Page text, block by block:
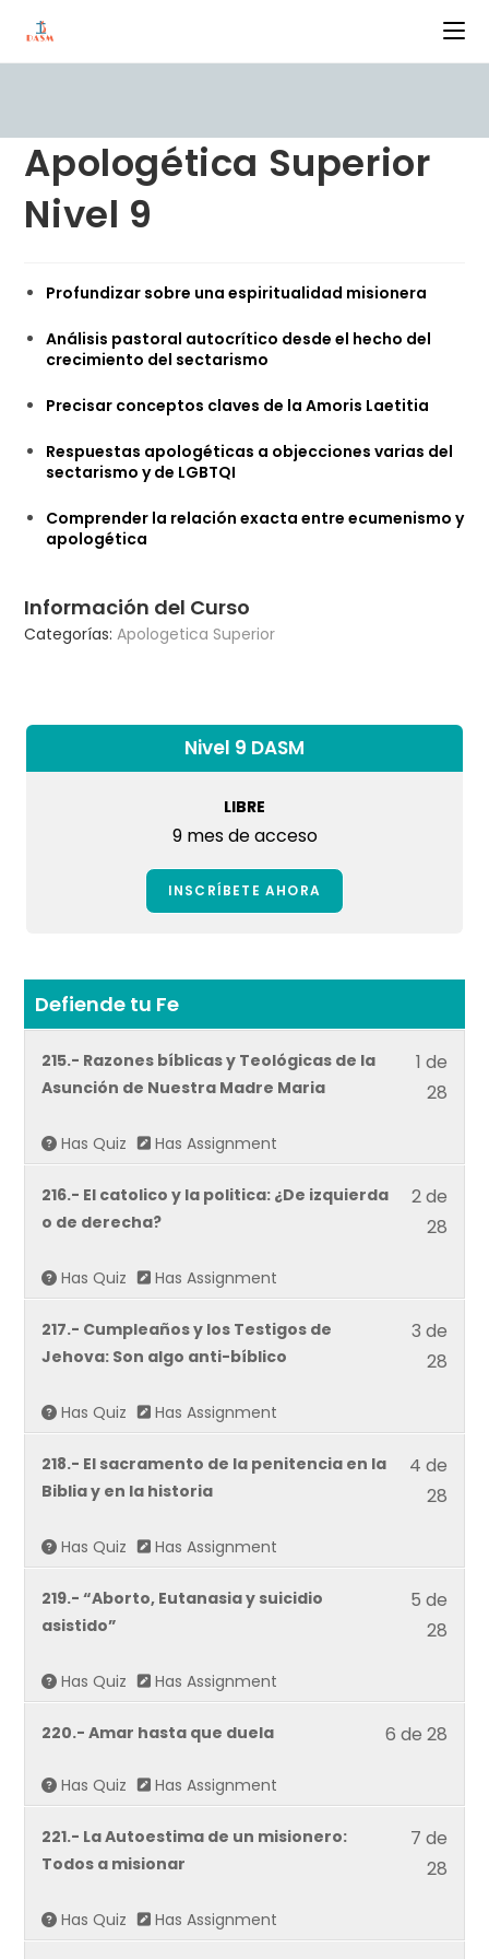
contenido
Apologética Superior
Nivel 9
Profundizar sobre una espiritualidad misionera
Análisis pastoral autocrítico desde el hecho del
crecimiento del sectarismo
Precisar conceptos claves de la Amoris Laetitia
Respuestas apologéticas a objecciones varias del
sectarismo y de LGBTQI
Comprender la relación exacta entre ecumenismo y
apologética
Información del Curso
Categorías:Apologetica Superior
Nivel 9 DASM
LIBRE
9 mes de acceso
INSCRÍBETE AHORA
Defiende tu Fe
1 de
28
215.- Razones bíblicas y Teológicas de la
Asunción de Nuestra Madre Maria
1
within
Has Quiz Has Assignment
2 de
28
216.- El catolico y la politica: ¿De izquierda
o de derecha?
2
within
Has Quiz Has Assignment
3 de
28
217.- Cumpleaños y los Testigos de
Jehova: Son algo anti-bíblico
3
within
Has Quiz Has Assignment
4 de
28
218.- El sacramento de la penitencia en la
Biblia y en la historia
4
within
Has Quiz Has Assignment
5 de
28
219.- “Aborto, Eutanasia y suicidio
asistido”
5
within
Has Quiz Has Assignment
6 de 28
220.- Amar hasta que duela
within
Has Quiz Has Assignment
7 de
28
221.- La Autoestima de un misionero:
Todos a misionar
7
within
Has Quiz Has Assignment